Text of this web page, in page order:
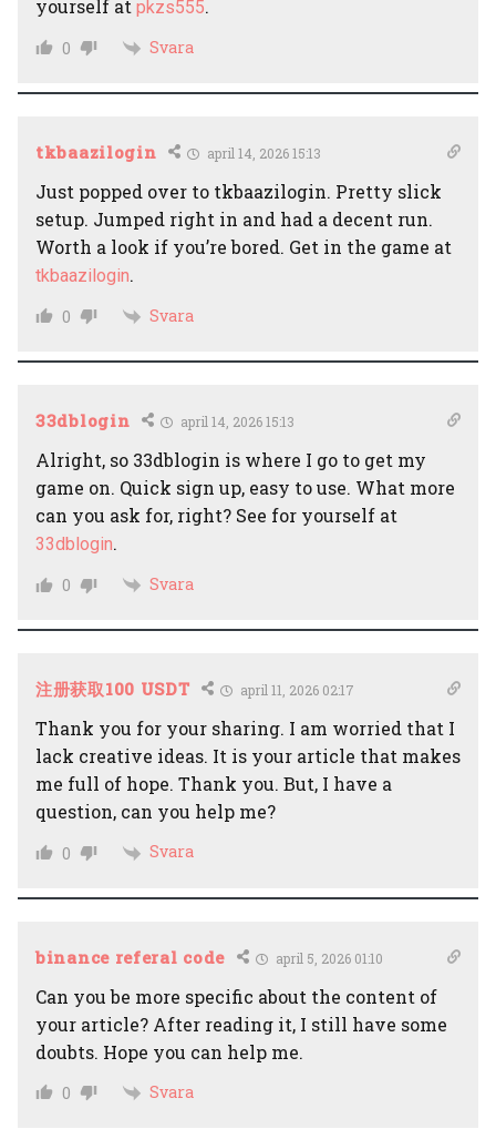
yourself at pkzs555.
0 Svara
tkbaazilogin april 14, 2026 15:13
Just popped over to tkbaazilogin. Pretty slick
setup. Jumped right in and had a decent run.
Worth a look if you’re bored. Get in the game at
tkbaazilogin.
0 Svara
33dblogin april 14, 2026 15:13
Alright, so 33dblogin is where I go to get my
game on. Quick sign up, easy to use. What more
can you ask for, right? See for yourself at
33dblogin.
0 Svara
注册获取100 USDT april 11, 2026 02:17
Thank you for your sharing. I am worried that I
lack creative ideas. It is your article that makes
me full of hope. Thank you. But, I have a
question, can you help me?
0 Svara
binance referal code april 5, 2026 01:10
Can you be more specific about the content of
your article? After reading it, I still have some
doubts. Hope you can help me.
0 Svara